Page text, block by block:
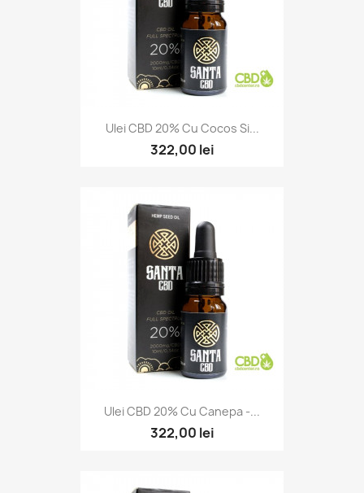
Ulei CBD 20% Cu Cocos Si...
322,00 lei
Ulei CBD 20% Cu Canepa -...
322,00 lei